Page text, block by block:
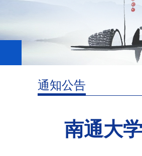
通知公告
南通大